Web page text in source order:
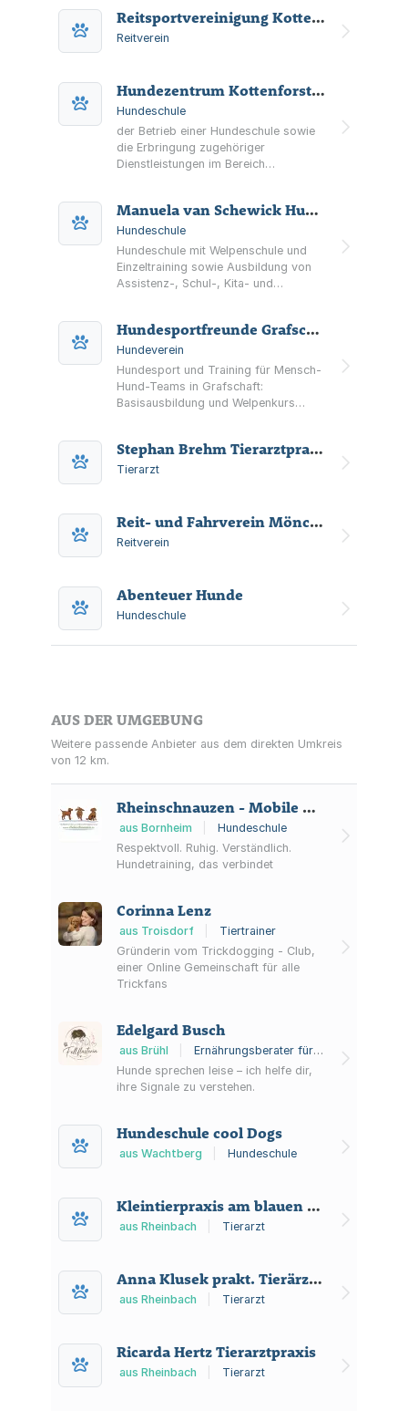
Reitsportvereinigung Kottenforst e. V.
Reitverein
Hundezentrum Kottenforst UG (haftungsbeschränkt)
Hundeschule
der Betrieb einer Hundeschule sowie
die Erbringung zugehöriger
Dienstleistungen im Bereich
Manuela van Schewick Hundeschule
Hundeschule
Hundeschule mit Welpenschule und
Einzeltraining sowie Ausbildung von
Assistenz-, Schul-, Kita- und
Bergerhof in Meckenheim.
Hundesportfreunde Grafschaft "Flinke Pfoten" e.V. - Mitglied im DVG e.V.
Hundeverein
Hundesport und Training für Mensch-
Hund-Teams in Grafschaft:
Basisausbildung und Welpenkurs
Turnierhundsport und Zughundesport
im Verein.
Stephan Brehm Tierarztpraxis
Tierarzt
Reit- und Fahrverein Mönchescher Hof e.V.
Reitverein
Abenteuer Hunde
Hundeschule
AUS DER UMGEBUNG
Weitere passende Anbieter aus dem direkten Umkreis
von 12 km.
Rheinschnauzen - Mobile Hundeschule & Verhaltensberatung
aus Bornheim
Hundeschule
Respektvoll. Ruhig. Verständlich.
Hundetraining, das verbindet
Corinna Lenz
aus Troisdorf
Tiertrainer
Gründerin vom Trickdogging - Club,
einer Online Gemeinschaft für alle
Trickfans
Edelgard Busch
aus Brühl
Ernährungsberater für Tiere, Gesundheitsberaterin für Hunde, Tierdienstleister
Hunde sprechen leise – ich helfe dir,
ihre Signale zu verstehen.
Hundeschule cool Dogs
aus Wachtberg Hundeschule
Kleintierpraxis am blauen Tor
aus Rheinbach Tierarzt
Anna Klusek prakt. Tierärztin Kleintierpraxis am blauen Tor
aus Rheinbach Tierarzt
Ricarda Hertz Tierarztpraxis
aus Rheinbach Tierarzt